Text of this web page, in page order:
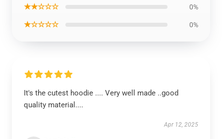
★★☆☆☆ 0%
★☆☆☆☆ 0%
It's the cutest hoodie .... Very well made ..good
quality material....
Apr 12, 2025